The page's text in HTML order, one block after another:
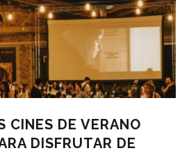
CINES DE VERANO
DISFRUTAR DE